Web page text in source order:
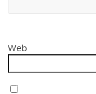
Web